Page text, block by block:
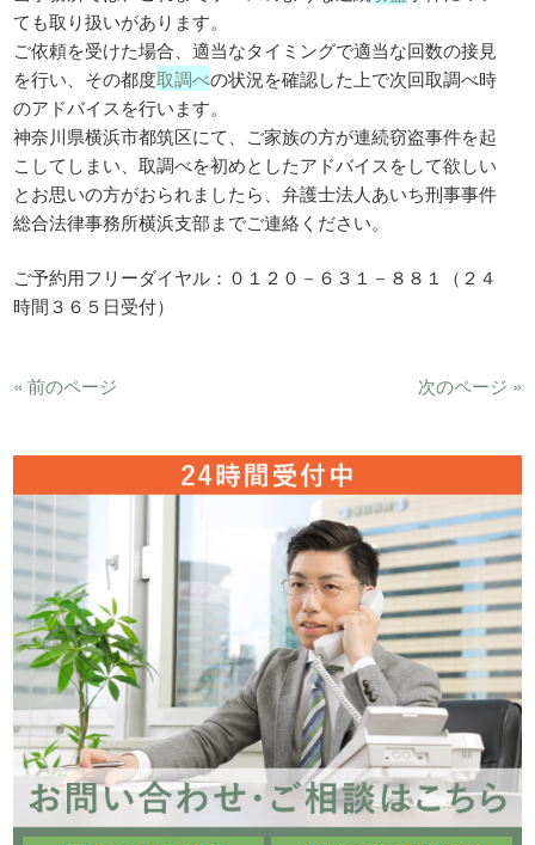
ても取り扱いがあります。
ご依頼を受けた場合、適当なタイミングで適当な回数の接見
を行い、その都度取調べの状況を確認した上で次回取調べ時
のアドバイスを行います。
神奈川県横浜市都筑区にて、ご家族の方が連続窃盗事件を起
こしてしまい、取調べを初めとしたアドバイスをして欲しい
とお思いの方がおられましたら、弁護士法人あいち刑事事件
総合法律事務所横浜支部までご連絡ください。
ご予約用フリーダイヤル：０１２０－６３１－８８１（２４
時間３６５日受付）
« 前のページ 次のページ »